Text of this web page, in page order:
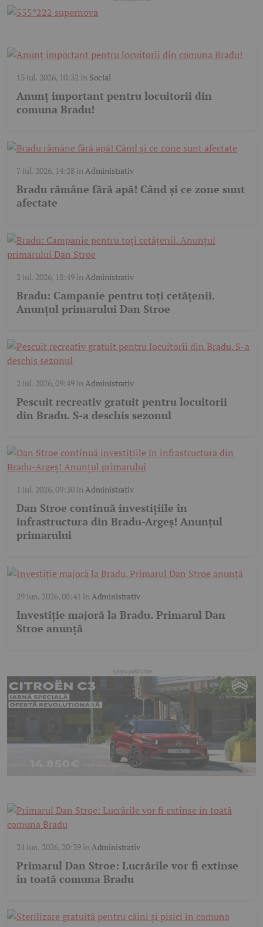
13 iul. 2026, 10:32 în Social
Anunț important pentru locuitorii din
comuna Bradu!
7 iul. 2026, 14:28înAdministrativ
Bradu rămâne fără apă! Când și ce zone sunt
afectate
2 iul. 2026, 18:49înAdministrativ
Bradu: Campanie pentru toți cetățenii.
Anunțul primarului Dan Stroe
2 iul. 2026, 09:49înAdministrativ
Pescuit recreativ gratuit pentru locuitorii
din Bradu. S-a deschis sezonul
1 iul. 2026, 09:30înAdministrativ
Dan Stroe continuă investițiile în
infrastructura din Bradu-Argeș! Anunțul
primarului
29 iun. 2026, 08:41 înAdministrativ
Investiție majoră la Bradu. Primarul Dan
Stroe anunță
24 iun. 2026, 20:39în Administrativ
Primarul Dan Stroe: Lucrările vor fi extinse
în toată comuna Bradu